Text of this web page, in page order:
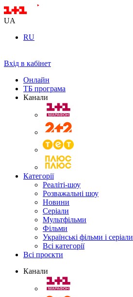
UA
RU
Вхід в кабінет
Онлайн
ТБ програма
Канали
Категорії
Реаліті-шоу
Розважальні шоу
Новини
Серіали
Мультфільми
Фільми
Українські фільми і серіали
Всі категорії
Всі проєкти
Канали